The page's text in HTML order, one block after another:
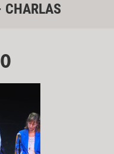
CHARLAS